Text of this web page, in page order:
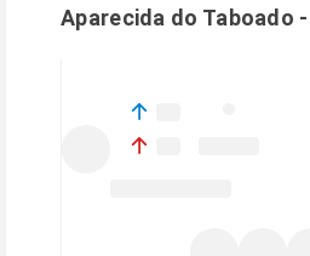
Aparecida do Taboado -